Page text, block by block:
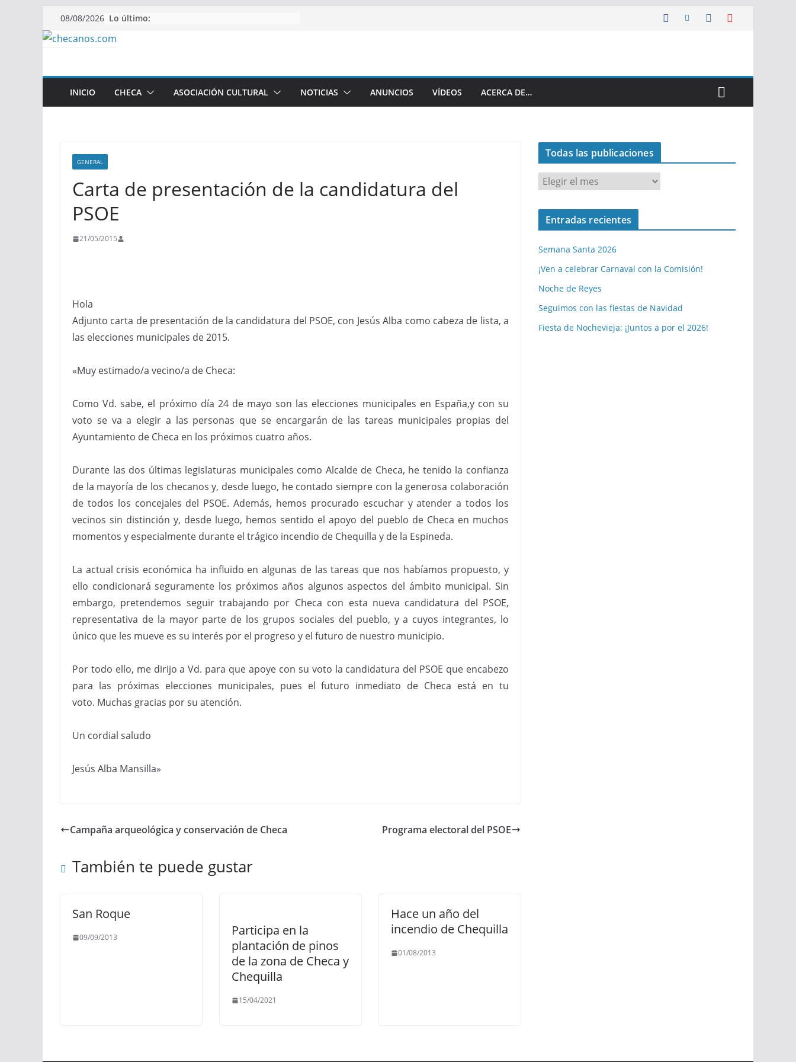
Saltar
al
contenido
08/08/2026 Lo último:
INICIO CHECA ASOCIACIÓN CULTURAL NOTICIAS ANUNCIOS VÍDEOS ACERCA DE…
GENERAL
Carta de presentación de la candidatura del
PSOE
21/05/2015
Hola
Adjunto carta de presentación de la candidatura del PSOE, con Jesús Alba como cabeza de lista, a
las elecciones municipales de 2015.
«Muy estimado/a vecino/a de Checa:
Como Vd. sabe, el próximo día 24 de mayo son las elecciones municipales en España,y con su
voto se va a elegir a las personas que se encargarán de las tareas municipales propias del
Ayuntamiento de Checa en los próximos cuatro años.
Durante las dos últimas legislaturas municipales como Alcalde de Checa, he tenido la confianza
de la mayoría de los checanos y, desde luego, he contado siempre con la generosa colaboración
de todos los concejales del PSOE. Además, hemos procurado escuchar y atender a todos los
vecinos sin distinción y, desde luego, hemos sentido el apoyo del pueblo de Checa en muchos
momentos y especialmente durante el trágico incendio de Chequilla y de la Espineda.
La actual crisis económica ha influido en algunas de las tareas que nos habíamos propuesto, y
ello condicionará seguramente los próximos años algunos aspectos del ámbito municipal. Sin
embargo, pretendemos seguir trabajando por Checa con esta nueva candidatura del PSOE,
representativa de la mayor parte de los grupos sociales del pueblo, y a cuyos integrantes, lo
único que les mueve es su interés por el progreso y el futuro de nuestro municipio.
Por todo ello, me dirijo a Vd. para que apoye con su voto la candidatura del PSOE que encabezo
para las próximas elecciones municipales, pues el futuro inmediato de Checa está en tu
voto. Muchas gracias por su atención.
Un cordial saludo
Jesús Alba Mansilla»
Campaña arqueológica y conservación de Checa Programa electoral del PSOE
También te puede gustar
San Roque
09/09/2013
Participa en la
plantación de pinos
de la zona de Checa y
Chequilla
15/04/2021
Hace un año del
incendio de Chequilla
01/08/2013
Todas las publicaciones
o
d
l
a
s
u
b
Entradas recientes
Semana Santa 2026
¡Ven a celebrar Carnaval con la Comisión!
Noche de Reyes
Seguimos con las fiestas de Navidad
Fiesta de Nochevieja: ¡Juntos a por el 2026!